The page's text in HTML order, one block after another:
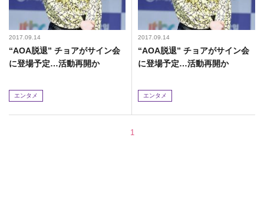
2017.09.14
“AOA脱退” チョアがサイン会
に登場予定…活動再開か
エンタメ
2017.09.14
“AOA脱退” チョアがサイン会
に登場予定…活動再開か
エンタメ
1